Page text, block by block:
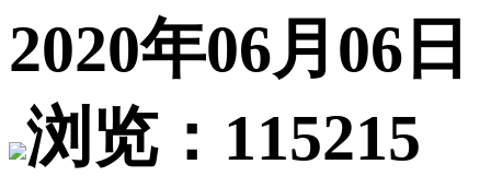
2020年06月06日
浏览：115215